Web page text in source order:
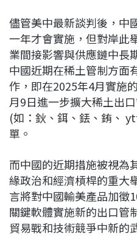
o
o
k
d
s
d
I
n
i
n
k
儘管美中最新談判後，中
一年才會實施，但對岸此
業間接影響與供應鏈中長
中國近期在稀土管制方面
作，即在2025年4月實施
月9日進一步擴大稀土出
(如：鈥、鉺、銩、銪、
單。
而中國的近期措施被視為
緣政治和經濟槓桿的重大
言將對中國輸美產品加徵
關鍵軟體實施新的出口管
貿易戰和技術競爭中新的